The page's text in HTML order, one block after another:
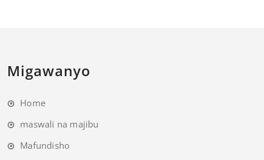
Migawanyo
Home
maswali na majibu
Mafundisho